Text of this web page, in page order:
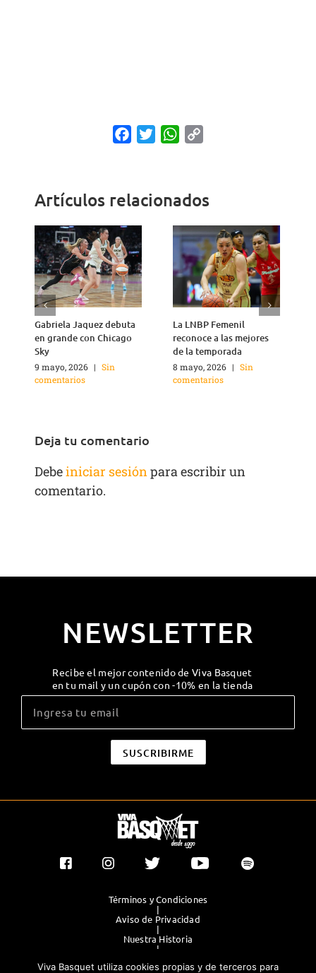
FacebookTwitterWhatsApp
Artículos relacionados
Gabriela Jaquez debuta
en grande con Chicago
Sky
9 mayo, 2026 | Sin
comentarios
La LNBP Femenil
reconoce a las mejores
de la temporada
8 mayo, 2026 | Sin
comentarios
Deja tu comentario
Debeiniciar sesiónpara escribir un
comentario.
NEWSLETTER
Recibe el mejor contenido de Viva Basquet
en tu mail y un cupón con -10% en la tienda
Términos y Condiciones
|
Aviso de Privacidad
|
Nuestra Historia
|
|
Viva Basquet utiliza cookies propias y de terceros para